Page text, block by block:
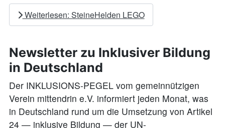
Weiterlesen: SteineHelden LEGO
Newsletter zu Inklusiver Bildung
in Deutschland
Der INKLUSIONS-PEGEL vom gemeinnützigen
Verein mittendrin e.V. informiert jeden Monat, was
in Deutschland rund um die Umsetzung von Artikel
24 — inklusive Bildung — der UN-